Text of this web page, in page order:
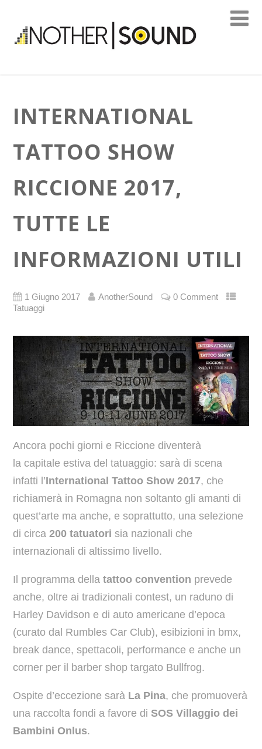
INTERNATIONAL
TATTOO SHOW
RICCIONE 2017,
TUTTE LE
INFORMAZIONI UTILI
1 Giugno 2017 AnotherSound
0 Comment
Tatuaggi
Ancora pochi giorni e Riccione diventerà
la capitale estiva del tatuaggio: sarà di scena
infatti l’International Tattoo Show 2017, che
richiamerà in Romagna non soltanto gli amanti di
quest’arte ma anche, e soprattutto, una selezione
di circa200 tatuatori sia nazionali che
internazionali di altissimo livello.
Il programma della tattoo convention prevede
anche, oltre ai tradizionali contest, un raduno di
Harley Davidson e di auto americane d’epoca
(curato dal Rumbles Car Club), esibizioni in bmx,
break dance, spettacoli, performance e anche un
corner per il barber shop targato Bullfrog.
Ospite d’eccezione sarà La Pina, che promuoverà
una raccolta fondi a favore di SOS Villaggio dei
Bambini Onlus.